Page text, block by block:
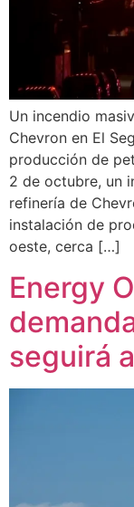
Un incendio
Chevron en El
producción de
2 de octubre, un
refinería de
instalación de
oeste, cerca […]
Energy
seguirá